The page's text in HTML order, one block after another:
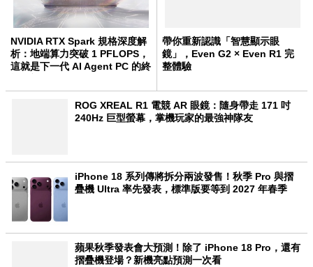
NVIDIA RTX Spark 規格深度解
析：地端算力突破 1 PFLOPS，
這就是下一代 AI Agent PC 的終
帶你重新認識「智慧顯示眼
鏡」，Even G2 × Even R1 完
整體驗
ROG XREAL R1 電競 AR 眼鏡：隨身帶走 171 吋
240Hz 巨型螢幕，掌機玩家的最強神隊友
iPhone 18 系列傳將拆分兩波發售！秋季 Pro 與摺
疊機 Ultra 率先發表，標準版要等到 2027 年春季
蘋果秋季發表會大預測！除了 iPhone 18 Pro，還有
摺疊機登場？新機亮點預測一次看